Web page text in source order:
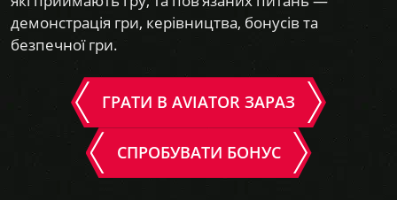
демонстрація гри, керівництва, бонусів та
безпечної гри.
ГРАТИ В AVIATOR ЗАРАЗ
СПРОБУВАТИ БОНУС